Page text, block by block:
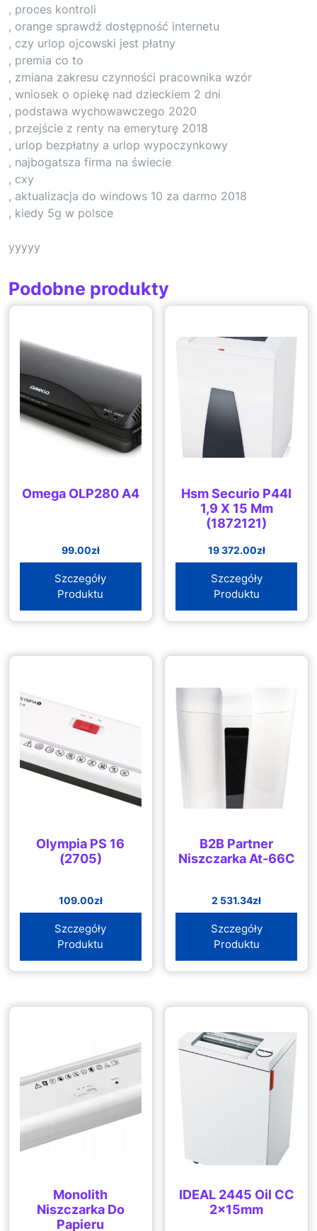
, proces kontroli
, orange sprawdź dostępność internetu
, czy urlop ojcowski jest płatny
, premia co to
, zmiana zakresu czynności pracownika wzór
, wniosek o opiekę nad dzieckiem 2 dni
, podstawa wychowawczego 2020
, przejście z renty na emeryturę 2018
, urlop bezpłatny a urlop wypoczynkowy
, najbogatsza firma na świecie
, cxy
, aktualizacja do windows 10 za darmo 2018
, kiedy 5g w polsce
yyyyy
Podobne produkty
Omega OLP280 A4
99.00zł
Szczegóły
Produktu
Hsm Securio P44I
1,9 X 15 Mm
(1872121)
19 372.00zł
Szczegóły
Produktu
Olympia PS 16
(2705)
109.00zł
Szczegóły
Produktu
B2B Partner
Niszczarka At-66C
2 531.34zł
Szczegóły
Produktu
Monolith
Niszczarka Do
Papieru
IDEAL 2445 Oil CC
2x15mm